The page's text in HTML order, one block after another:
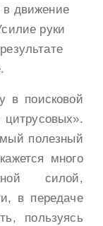
в движение
руки
в поисковой
полезный
много
силой,
в передаче
пользуясь